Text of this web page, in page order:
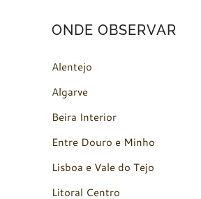
ONDE OBSERVAR
Alentejo
Algarve
Beira Interior
Entre Douro e Minho
Lisboa e Vale do Tejo
Litoral Centro